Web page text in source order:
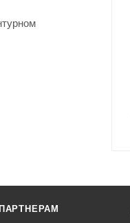
ПАРТНЕРАМ